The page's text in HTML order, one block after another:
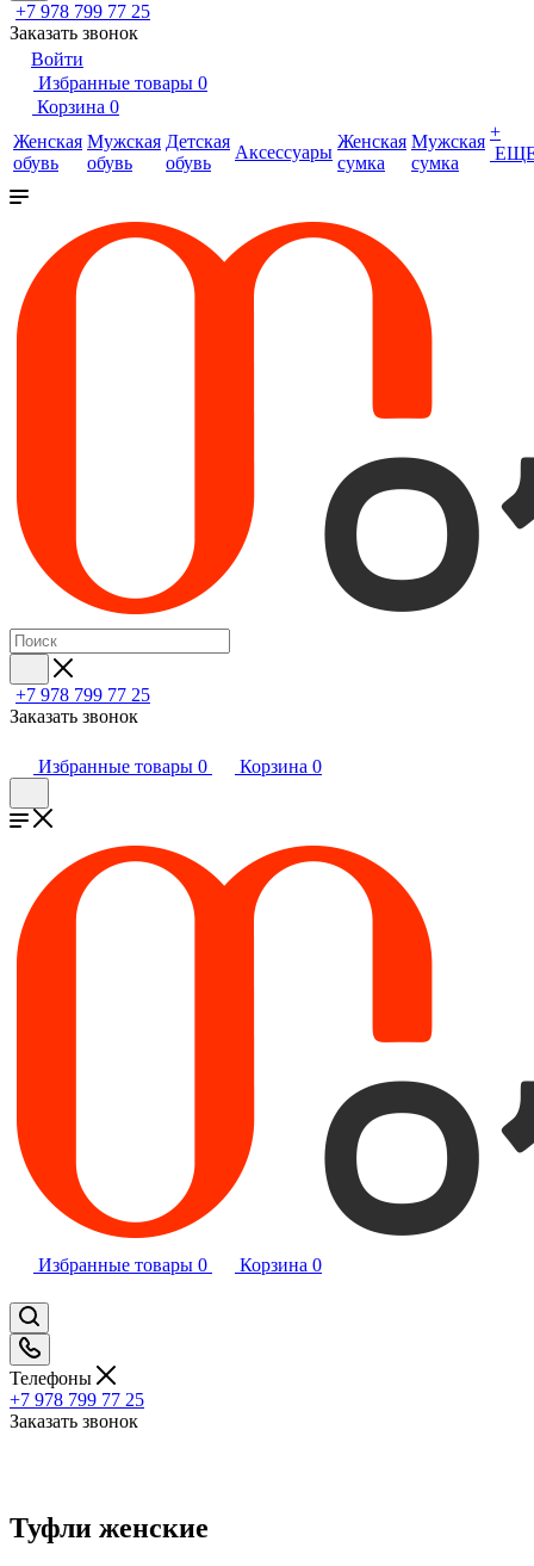
+7 978 799 77 25
Заказать звонок
Войти
Избранные товары 0
Корзина 0
Женская
обувь
Мужская
обувь
Детская
обувь
Аксессуары
Женская
сумка
Мужская
сумка
+
+7 978 799 77 25
Заказать звонок
Избранные товары 0 Корзина 0
Избранные товары 0 Корзина 0
Телефоны
+7 978 799 77 25
Заказать звонок
Туфли женские